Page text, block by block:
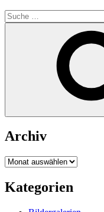
Suche
nach:
Archiv
Archiv
Kategorien